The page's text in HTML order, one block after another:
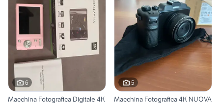
6
Macchina Fotografica Digitale 4K
5
Macchina Fotografica 4K NUOVA